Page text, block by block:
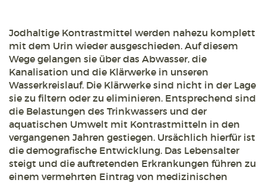
Jodhaltige Kontrastmittel werden nahezu komplett
mit dem Urin wieder ausgeschieden. Auf diesem
Wege gelangen sie über das Abwasser, die
Kanalisation und die Klärwerke in unseren
Wasserkreislauf. Die Klärwerke sind nicht in der Lage
sie zu filtern oder zu eliminieren. Entsprechend sind
die Belastungen des Trinkwassers und der
aquatischen Umwelt mit Kontrastmitteln in den
vergangenen Jahren gestiegen. Ursächlich hierfür ist
die demografische Entwicklung. Das Lebensalter
steigt und die auftretenden Erkrankungen führen zu
einem vermehrten Eintrag von medizinischen